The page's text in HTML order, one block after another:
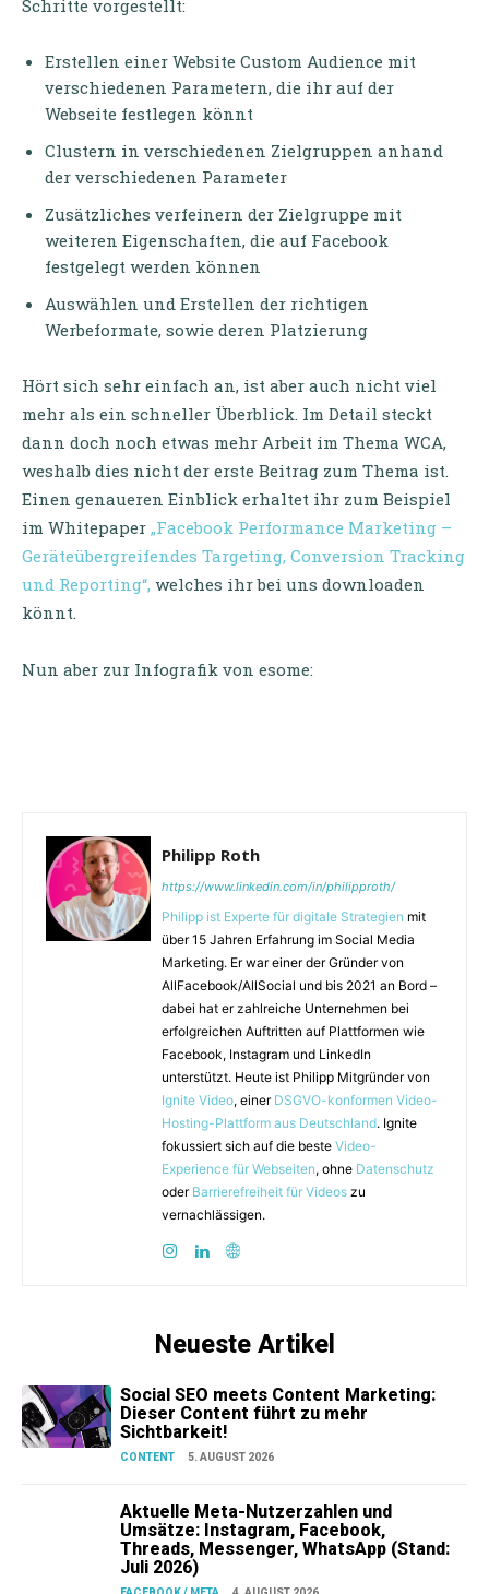
Schritte vorgestellt:
Erstellen einer Website Custom Audience mit
verschiedenen Parametern, die ihr auf der
Webseite festlegen könnt
Clustern in verschiedenen Zielgruppen anhand
der verschiedenen Parameter
Zusätzliches verfeinern der Zielgruppe mit
weiteren Eigenschaften, die auf Facebook
festgelegt werden können
Auswählen und Erstellen der richtigen
Werbeformate, sowie deren Platzierung
Hört sich sehr einfach an, ist aber auch nicht viel
mehr als ein schneller Überblick. Im Detail steckt
dann doch noch etwas mehr Arbeit im Thema WCA,
weshalb dies nicht der erste Beitrag zum Thema ist.
Einen genaueren Einblick erhaltet ihr zum Beispiel
im Whitepaper „Facebook Performance Marketing –
Geräteübergreifendes Targeting, Conversion Tracking
und Reporting“, welches ihr bei uns downloaden
könnt.
Nun aber zur Infografik von esome:
Philipp Roth
https://www.linkedin.com/in/philipproth/
Philipp ist Experte für digitale Strategien mit
über 15 Jahren Erfahrung im Social Media
Marketing. Er war einer der Gründer von
AllFacebook/AllSocial und bis 2021 an Bord –
dabei hat er zahlreiche Unternehmen bei
erfolgreichen Auftritten auf Plattformen wie
Facebook, Instagram und LinkedIn
unterstützt. Heute ist Philipp Mitgründer von
Ignite Video, einer DSGVO-konformen Video-
Hosting-Plattform aus Deutschland. Ignite
fokussiert sich auf die beste Video-
Experience für Webseiten, ohne Datenschutz
oder Barrierefreiheit für Videos zu
vernachlässigen.
Neueste Artikel
Social SEO meets Content Marketing:
Dieser Content führt zu mehr
Sichtbarkeit!
CONTENT 5. AUGUST 2026
Aktuelle Meta-Nutzerzahlen und
Umsätze: Instagram, Facebook,
Threads, Messenger, WhatsApp (Stand:
Juli 2026)